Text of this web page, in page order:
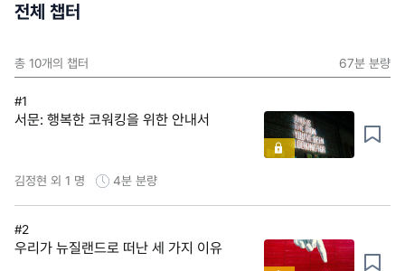
전체 챕터
총 10개의 챕터 67분 분량
#1
서문: 행복한 코워킹을 위한 안내서
김정현 외 1 명 4분 분량
#2
우리가 뉴질랜드로 떠난 세 가지 이유